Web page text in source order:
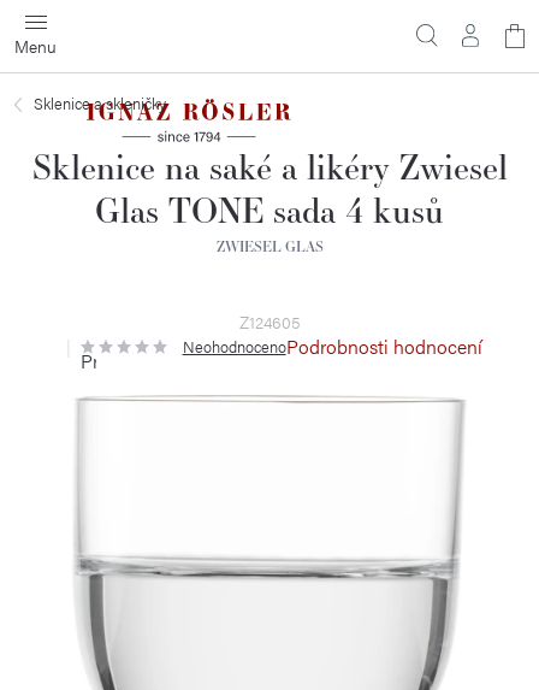
Přejít
na
obsah
Sklenice a skleničky
Sklenice na saké a likéry Zwiesel
Glas TONE sada 4 kusů
ZWIESEL GLAS
Z124605
Průměrné
hodnocení
produktu
je
NeohodnocenoPodrobnosti hodnocení